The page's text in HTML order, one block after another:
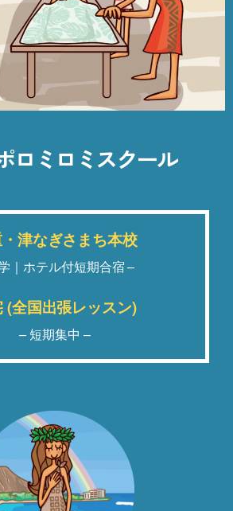
ロミロミスクール
津なぎさまち本校
｜ホテル付短期合宿 –
(全国出張レッスン)
– 短期集中 –